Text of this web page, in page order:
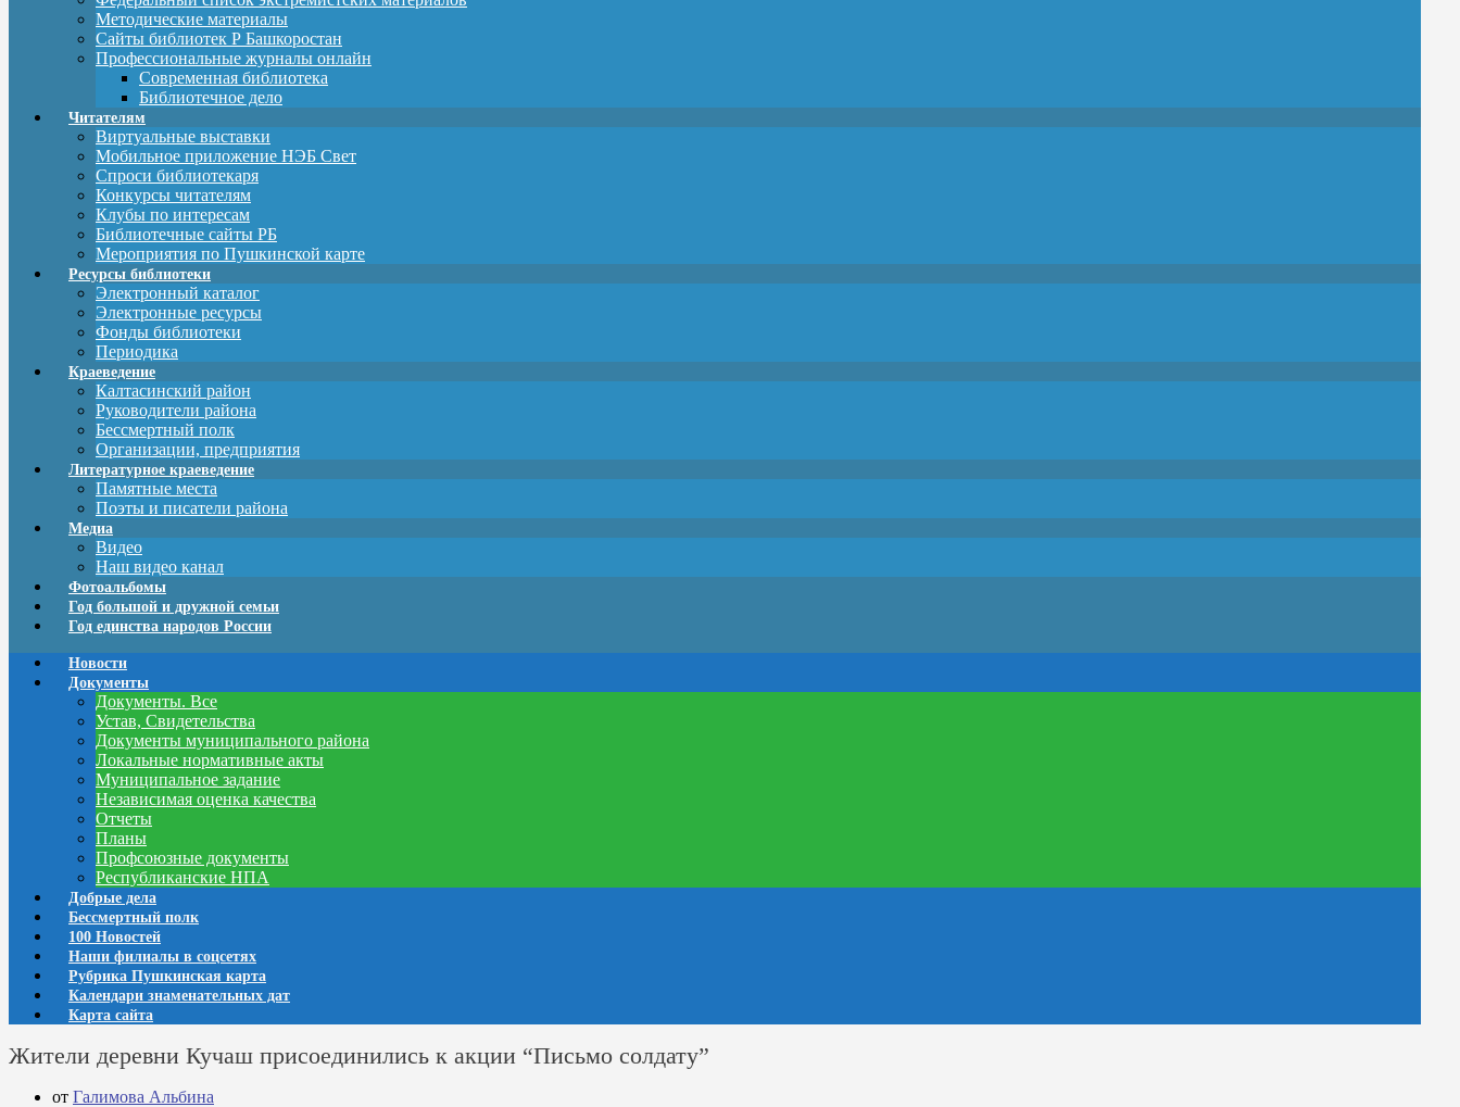
Методические материалы
Сайты библиотек Р Башкоростан
Профессиональные журналы онлайн
Современная библиотека
Библиотечное дело
Читателям
Виртуальные выставки
Мобильное приложение НЭБ Свет
Спроси библиотекаря
Конкурсы читателям
Клубы по интересам
Библиотечные сайты РБ
Мероприятия по Пушкинской карте
Ресурсы библиотеки
Электронный каталог
Электронные ресурсы
Фонды библиотеки
Периодика
Краеведение
Калтасинский район
Руководители района
Бессмертный полк
Организации, предприятия
Литературное краеведение
Памятные места
Поэты и писатели района
Медиа
Видео
Наш видео канал
Фотоальбомы
Год большой и дружной семьи
Год единства народов России
Новости
Документы
Документы. Все
Устав, Свидетельства
Документы муниципального района
Локальные нормативные акты
Муниципальное задание
Независимая оценка качества
Отчеты
Планы
Профсоюзные документы
Республиканские НПА
Добрые дела
Бессмертный полк
100 Новостей
Наши филиалы в соцсетях
Рубрика Пушкинская карта
Календари знаменательных дат
Карта сайта
Жители деревни Кучаш присоединились к акции “Письмо солдату”
от Галимова Альбина